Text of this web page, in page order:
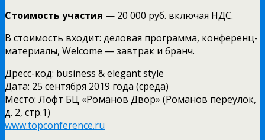
Стоимость участия — 20 000 руб. включая НДС.
В стоимость входит: деловая программа, конференц-
материалы, Welcome — завтрак и бранч.
Дресс-код: business & elegant style
Дата: 25 сентября 2019 года (среда)
Место: Лофт БЦ «Романов Двор» (Романов переулок,
д. 2, стр.1)
www.topconference.ru